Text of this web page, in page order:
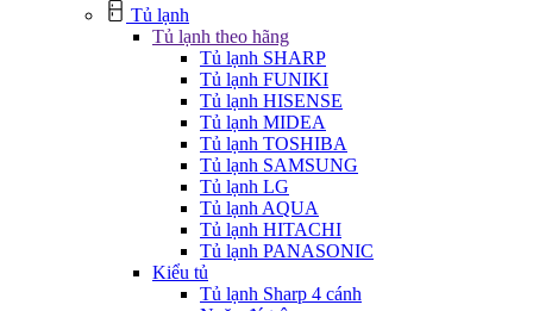
Tủ lạnh
Tủ lạnh theo hãng
Tủ lạnh SHARP
Tủ lạnh FUNIKI
Tủ lạnh HISENSE
Tủ lạnh MIDEA
Tủ lạnh TOSHIBA
Tủ lạnh SAMSUNG
Tủ lạnh LG
Tủ lạnh AQUA
Tủ lạnh HITACHI
Tủ lạnh PANASONIC
Kiểu tủ
Tủ lạnh Sharp 4 cánh